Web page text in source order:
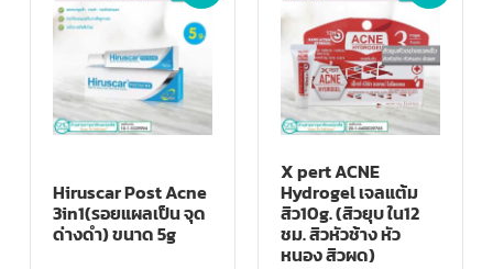
Hiruscar Post Acne
3in1(รอยแผลเป็น จุด
ด่างดำ) ขนาด 5g
X pert ACNE
Hydrogel เจลแต้ม
สิว10g. (สิวยุบ ใน12
ชม. สิวหัวช้าง หัว
หนอง สิวผด)